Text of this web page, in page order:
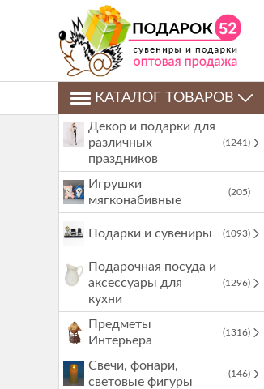
КАТАЛОГ ТОВАРОВ
Декор и подарки для
различных
праздников
(1241)
Игрушки
мягконабивные
(205)
Подарки и сувениры (1093)
Подарочная посуда и
аксессуары для
кухни
(1296)
Предметы
Интерьера
(1316)
Свечи, фонари,
световые фигуры
(146)